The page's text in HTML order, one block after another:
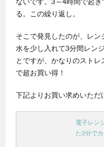
る。この繰り返し。
そこで発見したのが、レン
水を少し入れて3分間レン
とですが、かなりのスト
で超お買い得！
下記よりお買い求めいただ
電子レン
た3分で